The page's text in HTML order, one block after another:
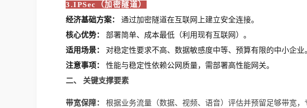
3.IPSec（加密隧道）
经济基础方案：
通过加密隧道在互联网上建立安全连接。
核心优势：
部署简单、成本最低（利用现有互联网）。
适用场景：
对稳定性要求不高、数据敏感度中等、预算有限的中小企业
注意事项：
性能与稳定性依赖公网质量，需部署高性能网关。
二、 关键支撑要素
带宽保障：
根据业务流量（数据、视频、语音）评估并预留足够带宽，